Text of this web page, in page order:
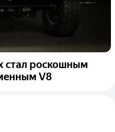
стал роскошным
V8